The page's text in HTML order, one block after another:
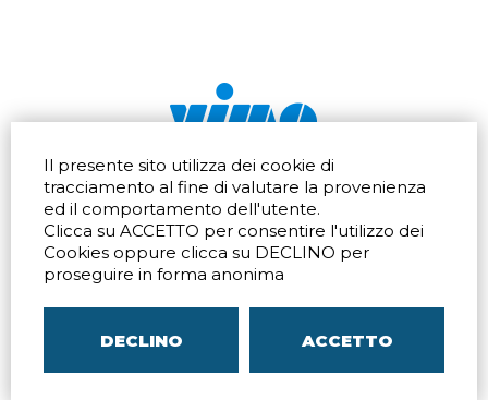
Il presente sito utilizza dei cookie di
tracciamento al fine di valutare la provenienza
ed il comportamento dell'utente.
Clicca su ACCETTO per consentire l'utilizzo dei
Cookies oppure clicca su DECLINO per
proseguire in forma anonima
DECLINO ACCETTO
Via dell'artigianato 32Q
20865 Usmate Velate (MB)
Indicazioni Stradali
Tel. +39 039 672520
Fax +39 039 672568
Email
Via Pontina 583
Roma (RM) 00128
Tel.+39 06 80079273
Indicazioni Stradali
Via San Crispino 64
Padova (PD) 35129
P.IVA00804240968 05096770150– C.C.I.A.A. di